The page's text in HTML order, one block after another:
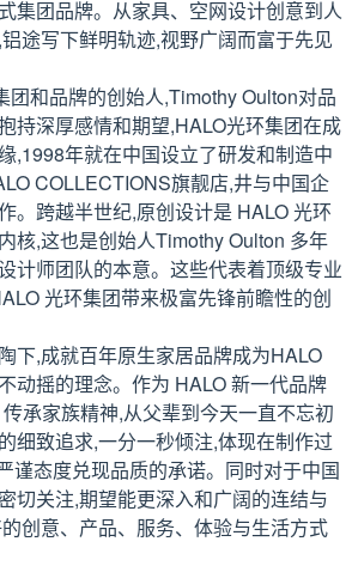
集团品牌。从家具、空网设计创意到人
途写下鲜明轨迹,视野广阔而富于先见
团和品牌的创始人,Timothy Oulton对品
持深厚感情和期望,HALO光环集团在成
,1998年就在中国设立了研发和制造中
COLLECTIONS旗靓店,井与中国企
。跨越半世纪,原创设计是 HALO 光环
核,这也是创始人Timothy Oulton 多年
计师团队的本意。这些代表着顶级专业
光环集团带来极富先锋前瞻性的创
下,成就百年原生家居品牌成为HALO
动摇的理念。作为 HALO 新一代品牌
承家族精神,从父辈到今天一直不忘初
细致追求,一分一秒倾注,体现在制作过
谨态度兑现品质的承诺。同时对于中国
切关注,期望能更深入和广阔的连结与
创意、产品、服务、体验与生活方式